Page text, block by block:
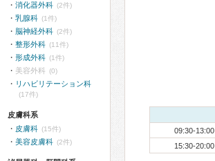
09:30-13:00
15:30-20:00
消化器外科 (2件)
乳腺科 (1件)
脳神経外科 (2件)
整形外科 (11件)
形成外科 (1件)
美容外科 (0)
リハビリテーション科
(17件)
皮膚科系
皮膚科 (15件)
美容皮膚科 (2件)